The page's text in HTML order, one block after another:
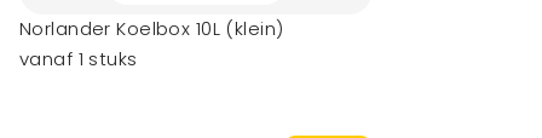
Norlander Koelbox 10L (klein)
vanaf 1 stuks